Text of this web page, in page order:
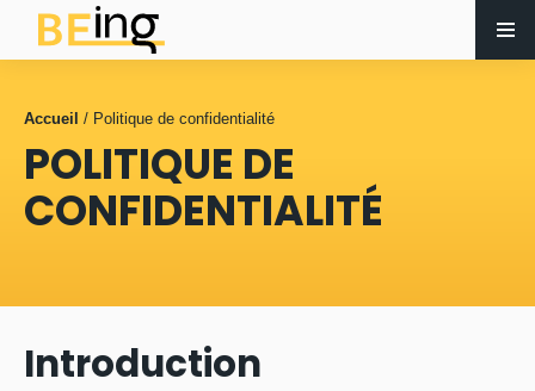
Accueil / Politique de confidentialité
POLITIQUE DE
CONFIDENTIALITÉ
Introduction